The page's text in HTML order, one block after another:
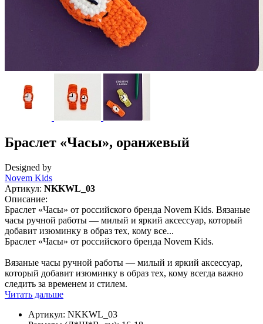
Браслет «Часы», оранжевый
Designed by
Novem Kids
Артикул: NKKWL_03
Описание:
Браслет «Часы» от российского бренда Novem Kids. Вязаные
часы ручной работы — милый и яркий аксессуар, который
добавит изюминку в образ тех, кому все...
Браслет «Часы» от российского бренда Novem Kids.
Вязаные часы ручной работы — милый и яркий аксессуар,
который добавит изюминку в образ тех, кому всегда важно
следить за временем и стилем.
Читать дальше
Артикул: NKKWL_03